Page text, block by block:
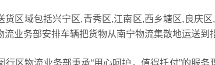
货区域包括兴宁区,青秀区,江南区,西乡塘区,良庆
流业务部安排车辆把货物从南宁物流集散地运送到
行区物流业务部秉承“用心呵护，值得托付”的服